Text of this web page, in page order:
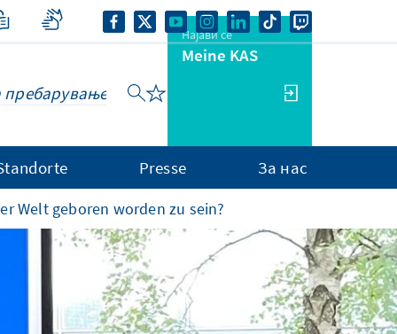
Најави се
Meine KAS
Presse За нас
Welt geboren worden zu sein?